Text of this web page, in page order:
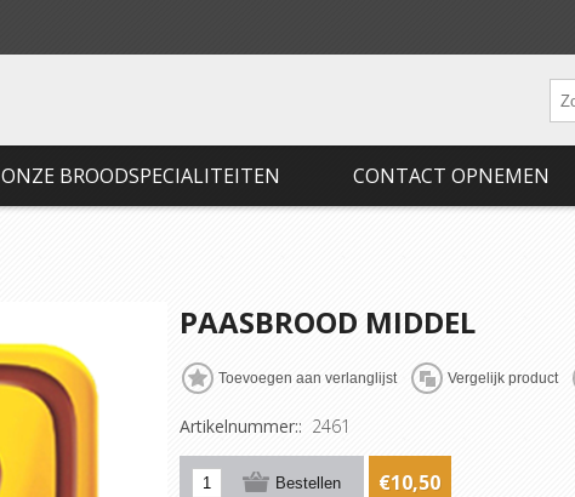
ONZE BROODSPECIALITEITEN CONTACT OPNEMEN
PAASBROOD MIDDEL
Artikelnummer:: 2461
€10,50